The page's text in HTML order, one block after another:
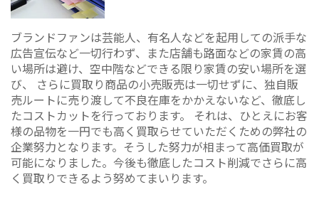
ブランドファンは芸能人、有名人などを起用しての派手な
広告宣伝など一切行わず、また店舗も路面などの家賃の高
い場所は避け、空中階などできる限り家賃の安い場所を選
び、 さらに買取り商品の小売販売は一切せずに、独自販
売ルートに売り渡して不良在庫をかかえないなど、徹底し
たコストカットを行っております。 それは、ひとえにお客
様の品物を一円でも高く買取らせていただくための弊社の
企業努力となります。そうした努力が相まって高価買取が
可能になりました。今後も徹底したコスト削減でさらに高
く買取りできるよう努めてまいります。